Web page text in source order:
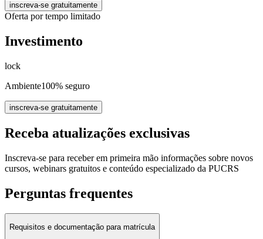
inscreva-se gratuitamente
Oferta por tempo limitado
Investimento
lock
Ambiente100% seguro
inscreva-se gratuitamente
Receba atualizações exclusivas
Inscreva-se para receber em primeira mão informações sobre novos
cursos, webinars gratuitos e conteúdo especializado da PUCRS
Perguntas frequentes
Requisitos e documentação para matrícula